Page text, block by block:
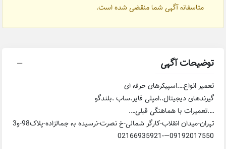
متاسفانه آگهی شما منقضی شده است.
توضیحات آگهی
تعمیر انواع….اسپیکرهای حرفه ای
گیرندهای دیجیتال..امپلی فایر.ساب .بلندگو
….‌‌تعمیرات با هماهنگی قبلی….
تهران-میدان انقلاب-کارگر شمالی-خ نصرت-نرسیده به جمالزاده-پلاک98-و3
09192017550—-02166935921